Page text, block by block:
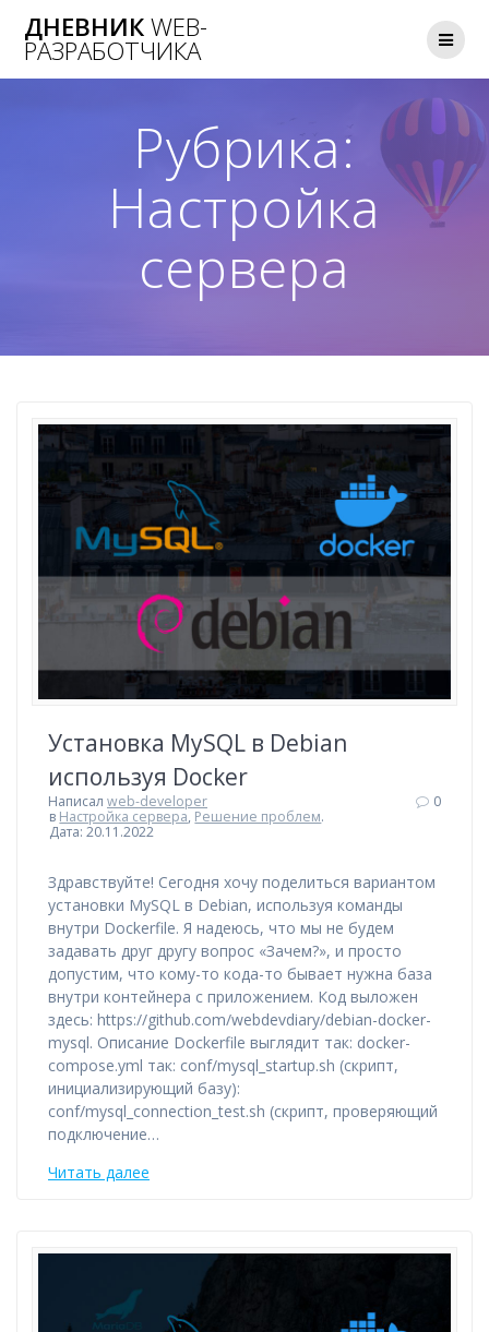
ДНЕВНИКWEB-
РАЗРАБОТЧИКА
Рубрика:
Настройка
сервера
Установка MySQL в Debian
используя Docker
Написал web-developer
в Настройка сервера, Решение проблем.
Дата: 20.11.2022
0
Здравствуйте! Сегодня хочу поделиться вариантом
установки MySQL в Debian, используя команды
внутри Dockerfile. Я надеюсь, что мы не будем
задавать друг другу вопрос «Зачем?», и просто
допустим, что кому-то кода-то бывает нужна база
внутри контейнера с приложением. Код выложен
здесь: https://github.com/webdevdiary/debian-docker-
mysql. Описание Dockerfile выглядит так: docker-
compose.yml так: conf/mysql_startup.sh (скрипт,
инициализирующий базу):
conf/mysql_connection_test.sh (скрипт, проверяющий
подключение…
Читать далее